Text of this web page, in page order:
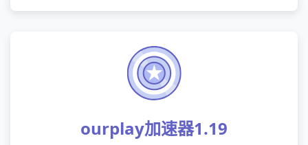
ourplay加速器1.19